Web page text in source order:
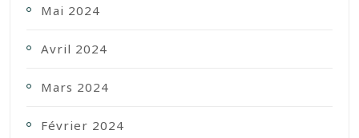
Mai 2024
Avril 2024
Mars 2024
Février 2024